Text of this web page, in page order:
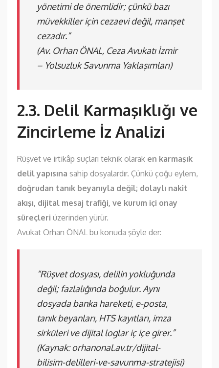
yönetimi de önemlidir; çünkü bazı
müvekkiller için cezaevi değil, manşet
cezadır.”
(Av. Orhan ÖNAL, Ceza Avukatı İzmir
– Yolsuzluk Savunma Yaklaşımları)
2.3. Delil Karmaşıklığı ve
Zincirleme İz Analizi
Rüşvet ve irtikâp suçları teknik olarak en karmaşık
delil yapısına sahip dosyalardır. Çünkü çoğu eylem,
doğrudan tanık beyanıyla değil; dolaylı nakit
akışı, dijital mesaj trafiği, ve kurum içi onay
süreçleri üzerinden yürür.
Avukat Orhan ÖNAL bu konuda şöyle der:
“Rüşvet dosyası, delilin yokluğunda
değil; fazlalığında boğulur. Aynı
dosyada banka hareketi, e-posta,
tanık beyanları, HTS kayıtları, imza
sirküleri ve dijital loglar iç içe girer.”
(Kaynak:orhanonal.av.tr/dijital-
bilisim-delilleri-ve-savunma-stratejisi)